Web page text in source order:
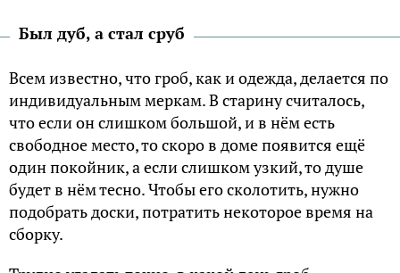
Был дуб, а стал сруб
Всем известно, что гроб, как и одежда, делается по
индивидуальным меркам. В старину считалось,
что если он слишком большой, и в нём есть
свободное место, то скоро в доме появится ещё
один покойник, а если слишком узкий, то душе
будет в нём тесно. Чтобы его сколотить, нужно
подобрать доски, потратить некоторое время на
сборку.